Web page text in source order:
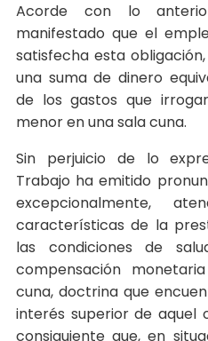
Acorde con lo
manifestado que el
satisfecha esta
una suma de dinero
de los gastos que
menor en una sala cuna.
Sin perjuicio de lo
Trabajo ha emitido
excepcionalmente,
características de la
las condiciones de
compensación
cuna, doctrina que
interés superior de aquel
consiguiente que, en